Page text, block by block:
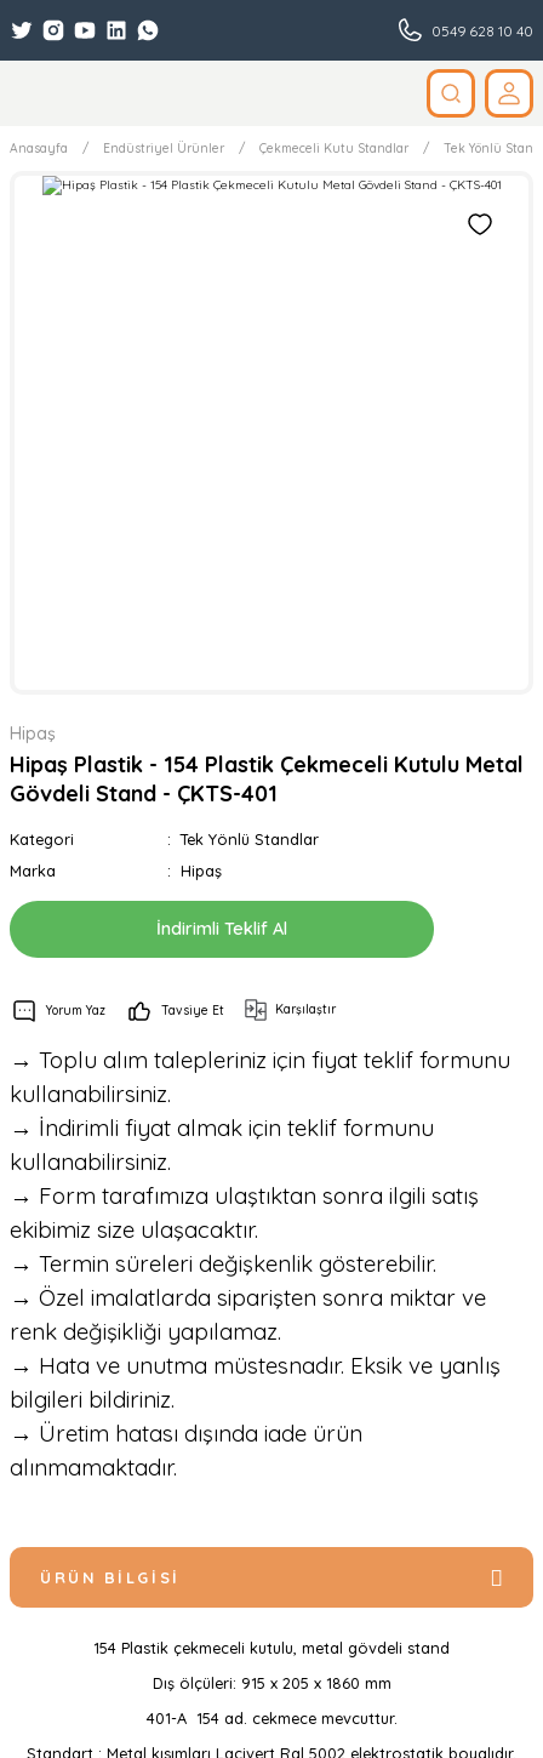
0549 628 10 40
Anasayfa Endüstriyel Ürünler Çekmeceli Kutu Standlar Tek Yönlü
Hipaş
Hipaş Plastik - 154 Plastik Çekmeceli Kutulu Metal
Gövdeli Stand - ÇKTS-401
Kategori
Tek Yönlü Standlar
Marka
Hipaş
İndirimli Teklif Al
Yorum Yaz Tavsiye Et Karşılaştır
→ Toplu alım talepleriniz için fiyat teklif formunu
kullanabilirsiniz.
→ İndirimli fiyat almak için teklif formunu
kullanabilirsiniz.
→ Form tarafımıza ulaştıktan sonra ilgili satış
ekibimiz size ulaşacaktır.
→ Termin süreleri değişkenlik gösterebilir.
→ Özel imalatlarda siparişten sonra miktar ve
renk değişikliği yapılamaz.
→ Hata ve unutma müstesnadır. Eksik ve yanlış
bilgileri bildiriniz.
→ Üretim hatası dışında iade ürün
alınmamaktadır.
ÜRÜN BILGISI
154 Plastik çekmeceli kutulu, metal gövdeli stand
Dış ölçüleri: 915 x 205 x 1860 mm
401-A 154 ad. cekmece mevcuttur.
Standart : Metal kısımları Lacivert Ral 5002 elektrostatik boyalıdır.